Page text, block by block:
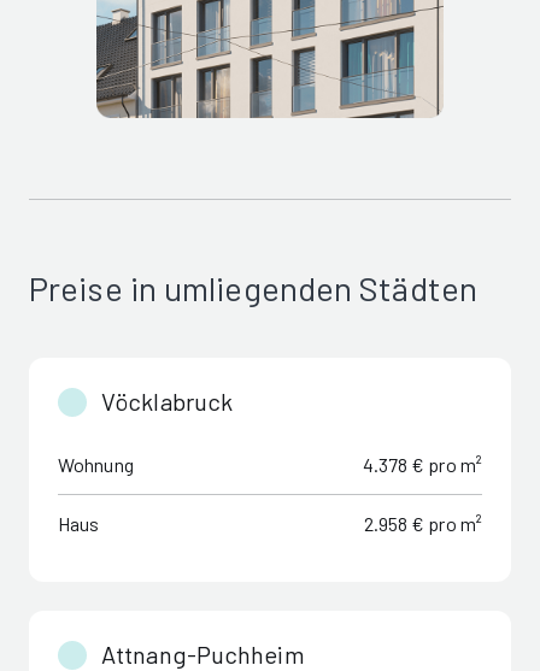
Preise in umliegenden Städten
Vöcklabruck
Wohnung 4.378 € pro m²
Haus 2.958 € pro m²
Attnang-Puchheim